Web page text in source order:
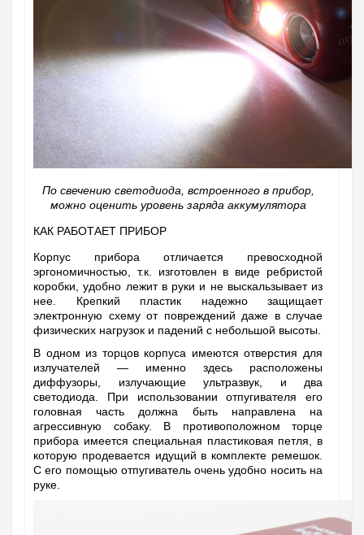
По свечению светодиода, встроенного в прибор,
можно оценить уровень заряда аккумулятора
КАК РАБОТАЕТ ПРИБОР
Корпус прибора отличается превосходной
эргономичностью, т.к. изготовлен в виде ребристой
коробки, удобно лежит в руки и не выскальзывает из
нее. Крепкий пластик надежно защищает
электронную схему от повреждений даже в случае
физических нагрузок и падений с небольшой высоты.
В одном из торцов корпуса имеются отверстия для
излучателей — именно здесь расположены
диффузоры, излучающие ультразвук, и два
светодиода. При использовании отпугивателя его
головная часть должна быть направлена на
агрессивную собаку. В противоположном торце
прибора имеется специальная пластиковая петля, в
которую продевается идущий в комплекте ремешок.
С его помощью отпугиватель очень удобно носить на
руке.